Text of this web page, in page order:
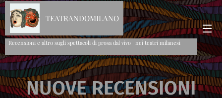
TEATRANDOMILANO
Recensioni e altro sugli spettacoli di prosa dal vivo nei teatri milanesi
NUOVE RECENSIONI